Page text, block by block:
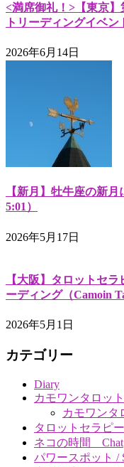
<満席御礼！>【東京
トリーディングイベン
2026年6月14日
【新月】牡牛座の新
5:01）
2026年5月17日
【大阪】タロットセ
ーディング（Camoin
2026年5月1日
カテゴリー
Diary
カモワンタロッ
カモワンタ
タロットセラピ
ネコの時間 Chat
パワースポット /